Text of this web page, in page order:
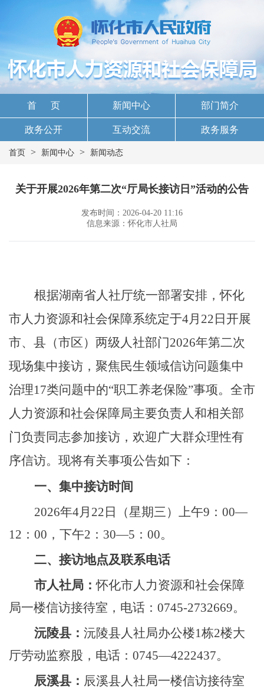
首 页 新闻中心 部门简介
政务公开 互动交流 政务服务
首页 > 新闻中心 > 新闻动态
关于开展2026年第二次“厅局长接访日”活动的公告
发布时间：2026-04-20 11:16
信息来源：怀化市人社局
根据湖南省人社厅统一部署安排，怀化
市人力资源和社会保障系统定于4月22日开展
市、县（市区）两级人社部门2026年第二次
现场集中接访， 聚焦民生领域信访问题集中
治理17类问题中的“职工养老保险”事项。 全市
人力资源和社会保障局主要负责人和相关部
门负责同志参加接访，欢迎广大群众理性有
序信访。 现将有关事项公告如下：
一、集中接访时间
2026年4月22日（星期三）上午9：00—
12：00，下午2：30—5：00。
二、接访地点及联系电话
市人社局：怀化市人力资源和社会保障
局一楼信访接待室 ， 电话： 0745-2732669。
沅陵县： 沅陵县人社局办公楼1栋2楼大
厅劳动监察股 ，电话： 0745—4222437。
辰溪县： 辰溪县人社局一楼信访接待室